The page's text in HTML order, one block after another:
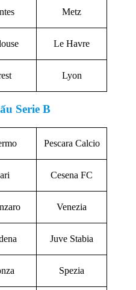
Metz
Le Havre
Lyon
Serie B
Pescara Calcio
Cesena FC
Venezia
Juve Stabia
Spezia